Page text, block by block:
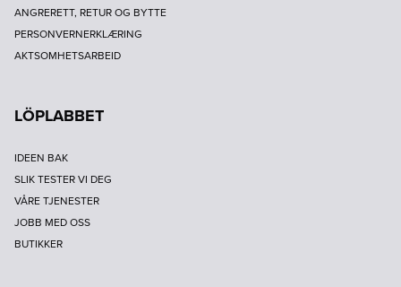
ANGRERETT, RETUR OG BYTTE
PERSONVERNERKLÆRING
AKTSOMHETSARBEID
LÖPLABBET
IDEEN BAK
SLIK TESTER VI DEG
VÅRE TJENESTER
JOBB MED OSS
BUTIKKER